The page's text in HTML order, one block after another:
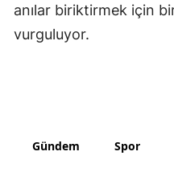
anılar biriktirmek için
vurguluyor.
Gündem Spor